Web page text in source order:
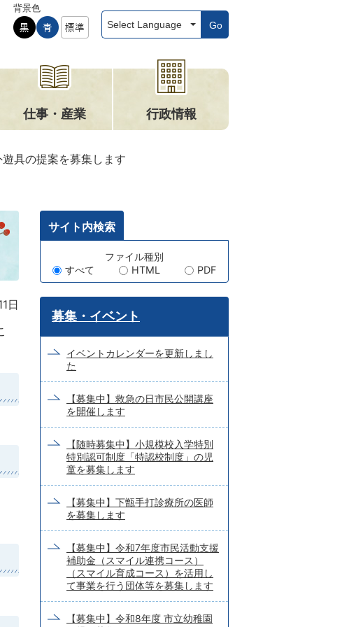
背景色
Go
仕事・産業 行政情報
具の提案を募集します
日
サイト内検索
ー
ワ
ー
ド
索
ファイル種別
すべて
HTML PDF
募集・イベント
イベントカレンダーを更新しまし
た
【募集中】救急の日市民公開講座
を開催します
【随時募集中】小規模校入学特別
特別認可制度「特認校制度」の児
童を募集します
【募集中】下甑手打診療所の医師
を募集します
【募集中】令和7年度市民活動支援
補助金（スマイル連携コース）
（スマイル育成コース）を活用し
て事業を行う団体等を募集します
【募集中】令和8年度 市立幼稚園